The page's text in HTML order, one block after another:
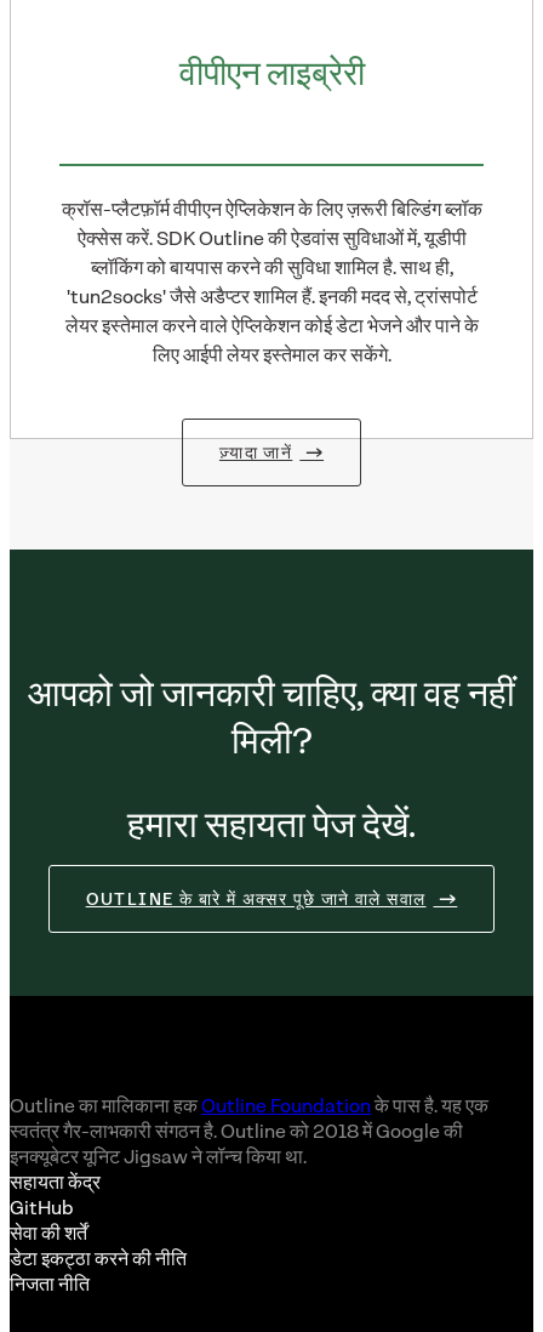
वीपीएन लाइब्रेरी
क्रॉस-प्लैटफ़ॉर्म वीपीएन ऐप्लिकेशन के लिए ज़रूरी बिल्डिंग ब्लॉक
ऐक्सेस करें. SDK Outline की ऐडवांस सुविधाओं में, यूडीपी
ब्लॉकिंग को बायपास करने की सुविधा शामिल है. साथ ही,
'tun2socks' जैसे अडैप्टर शामिल हैं. इनकी मदद से, ट्रांसपोर्ट
लेयर इस्तेमाल करने वाले ऐप्लिकेशन कोई डेटा भेजने और पाने के
लिए आईपी लेयर इस्तेमाल कर सकेंगे.
ज़्यादा जानें
आपको जो जानकारी चाहिए, क्या वह नहीं
मिली?
हमारा सहायता पेज देखें.
OUTLINE के बारे में अक्सर पूछे जाने वाले सवाल
Outline का मालिकाना हकOutline Foundationके पास है. यह एक
स्वतंत्र गैर-लाभकारी संगठन है. Outline को 2018 में Google की
इनक्यूबेटर यूनिट Jigsaw ने लॉन्च किया था.
सहायता केंद्र
GitHub
सेवा की शर्तें
डेटा इकट्ठा करने की नीति
निजता नीति